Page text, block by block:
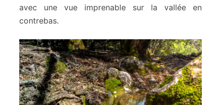
avec une vue imprenable sur la vallée en
contrebas.